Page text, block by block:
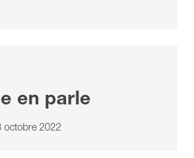
en parle
octobre 2022